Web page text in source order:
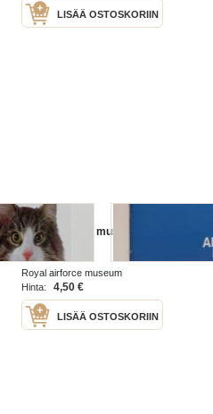
LISÄÄ OSTOSKORIIN
Royal airforce museum - Guide
Royal airforce museum
Hinta:
4,50 €
LISÄÄ OSTOSKORIIN